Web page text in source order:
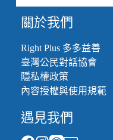
關於我們
Right Plus 多多益善
臺灣公民對話協會
隱私權政策
內容授權與使用規範
遇見我們